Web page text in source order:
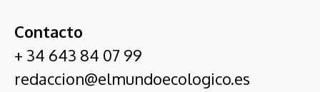
Contacto
+ 34 643 84 07 99
redaccion@elmundoecologico.es